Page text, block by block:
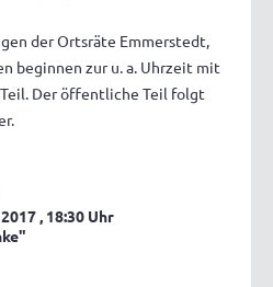
der Ortsräte Emmerstedt,
beginnen zur u. a. Uhrzeit mit
Der öffentliche Teil folgt
, 18:30 Uhr